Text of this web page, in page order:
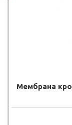
Мембрана